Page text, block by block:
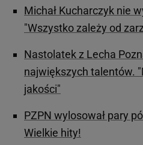
Michał Kucharczyk nie
"Wszystko zależy od
Nastolatek z Lecha
największych talentów.
jakości"
PZPN wylosował pary
Wielkie hity!